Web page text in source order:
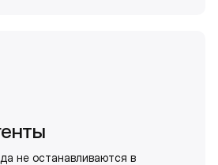
не останавливаются в